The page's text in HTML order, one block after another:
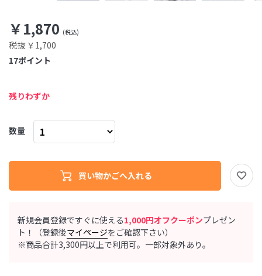
新規会員登録ですぐに使える1,000円オフクーポンプレゼン
ト！（登録後マイページをご確認下さい）
※商品合計3,300円以上で利用可。一部対象外あり。
￥1,870
税抜 ￥1,700
ポイント
17
残りわずか
数量